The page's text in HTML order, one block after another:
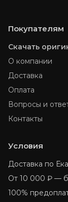
Покупателям
Скачать
О компании
Доставка
Оплата
Вопросы и
Контакты
Условия
Доставка по
От 10 000 ₽ —
100%